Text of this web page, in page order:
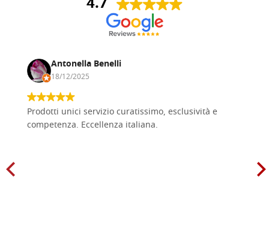
Antonella Benelli
18/12/2025
Prodotti unici servizio curatissimo, esclusività e
competenza. Eccellenza italiana.